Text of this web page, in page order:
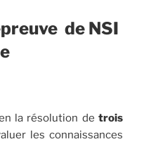
de NSI
la résolution de trois
les connaissances